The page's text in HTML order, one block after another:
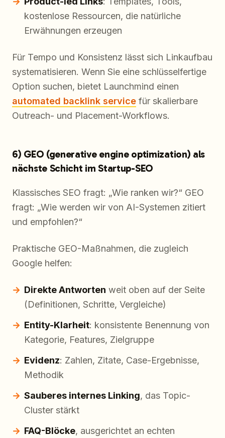
kostenlose Ressourcen, die natürliche
Erwähnungen erzeugen
Für Tempo und Konsistenz lässt sich Linkaufbau
systematisieren. Wenn Sie eine schlüsselfertige
Option suchen, bietet Launchmind einen
automated backlink service für skalierbare
Outreach- und Placement-Workflows.
6) GEO (generative engine optimization) als
nächste Schicht im Startup-SEO
Klassisches SEO fragt: „Wie ranken wir?“ GEO
fragt: „Wie werden wir von AI-Systemen zitiert
und empfohlen?“
Praktische GEO-Maßnahmen, die zugleich
Google helfen:
Direkte Antworten weit oben auf der Seite
(Definitionen, Schritte, Vergleiche)
Entity-Klarheit: konsistente Benennung von
Kategorie, Features, Zielgruppe
Evidenz: Zahlen, Zitate, Case-Ergebnisse,
Methodik
Sauberes internes Linking, das Topic-
Cluster stärkt
FAQ-Blöcke, ausgerichtet an echten